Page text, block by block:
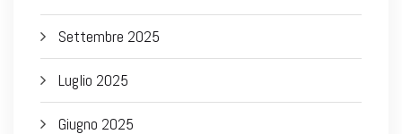
Settembre 2025
Luglio 2025
Giugno 2025